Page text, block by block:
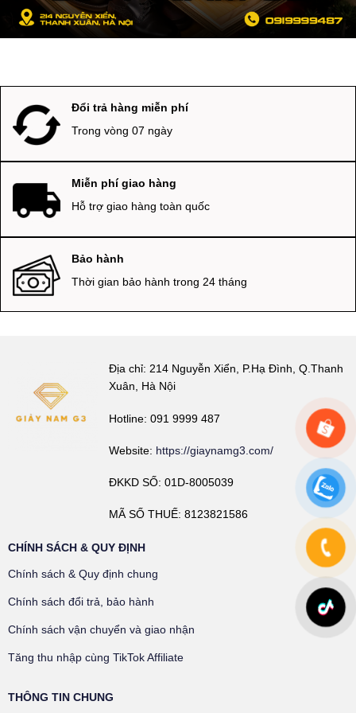
Đổi trả hàng miễn phí
Trong vòng 07 ngày
Miễn phí giao hàng
Hỗ trợ giao hàng toàn quốc
Bảo hành
Thời gian bảo hành trong 24 tháng
Địa chỉ: 214 Nguyễn Xiển, P.Hạ Đình, Q.Thanh
Xuân, Hà Nội
Hotline: 091 9999 487
Website: https://giaynamg3.com/
ĐKKD SỐ: 01D-8005039
MÃ SỐ THUẾ: 8123821586
CHÍNH SÁCH & QUY ĐỊNH
Chính sách & Quy định chung
Chính sách đổi trả, bảo hành
Chính sách vận chuyển và giao nhận
Tăng thu nhập cùng TikTok Affiliate
THÔNG TIN CHUNG